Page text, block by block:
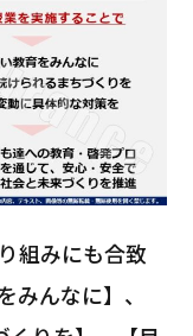
組みにも合致
みんなに】、